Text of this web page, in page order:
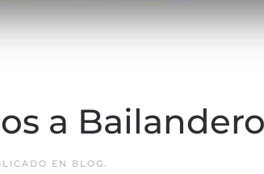
a
EN BLOG.